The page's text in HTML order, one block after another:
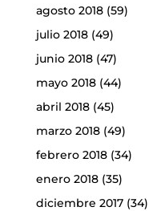
agosto 2018(59)
julio 2018(49)
junio 2018(47)
mayo 2018(44)
abril 2018(45)
marzo 2018(49)
febrero 2018(34)
enero 2018(35)
diciembre 2017(34)